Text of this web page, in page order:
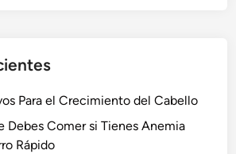
Para el Crecimiento del Cabello
Debes Comer si Tienes Anemia
Rápido